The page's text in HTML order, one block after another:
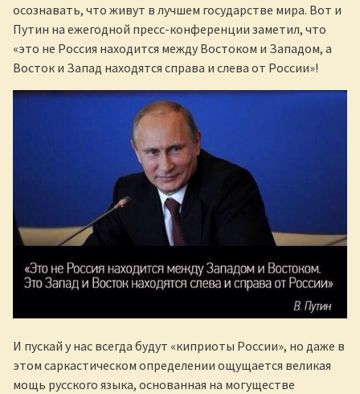
осознавать, что живут в лучшем государстве мира. Вот и
Путин на ежегодной пресс-конференции заметил, что
«это не Россия находится между Востоком и Западом, а
Восток и Запад находятся справа и слева от России»!
И пускай у нас всегда будут «киприоты России», но даже в
этом саркастическом определении ощущается великая
мощь русского языка, основанная на могуществе